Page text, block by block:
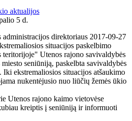
aktualijos
5 d.
direktoriaus 2017-09-27
situacijos paskelbimo
teritorijoje" Utenos rajono savivaldybės
seniūniją, paskelbta savivaldybės
ekstremaliosios situacijos atšaukimo
nukentėjusio nuo liūčių žemės ūkio
Utenos rajono kaimo vietovėse
kreiptis į seniūniją ir informuoti